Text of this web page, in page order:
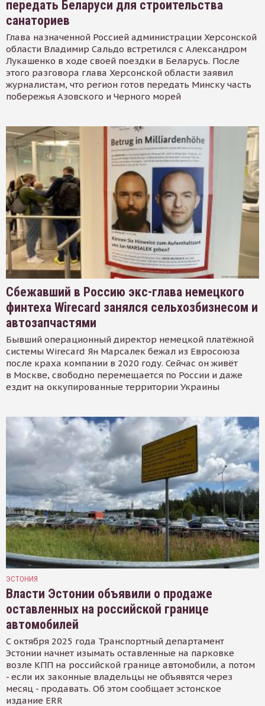
передать Беларуси для строительства
санаториев
Глава назначенной Россией администрации Херсонской
области Владимир Сальдо встретился с Александром
Лукашенко в ходе своей поездки в Беларусь. После
этого разговора глава Херсонской области заявил
журналистам, что регион готов передать Минску часть
побережья Азовского и Черного морей
Сбежавший в Россию экс-глава немецкого
финтеха Wirecard занялся сельхозбизнесом и
автозапчастями
Бывший операционный директор немецкой платёжной
системы Wirecard Ян Марсалек бежал из Евросоюза
после краха компании в 2020 году. Сейчас он живёт
в Москве, свободно перемещается по России и даже
ездит на оккупированные территории Украины
ЭСТОНИЯ
Власти Эстонии объявили о продаже
оставленных на российской границе
автомобилей
С октября 2025 года Транспортный департамент
Эстонии начнет изымать оставленные на парковке
возле КПП на российской границе автомобили, а потом
- если их законные владельцы не объявятся через
месяц - продавать. Об этом сообщает эстонское
издание ERR